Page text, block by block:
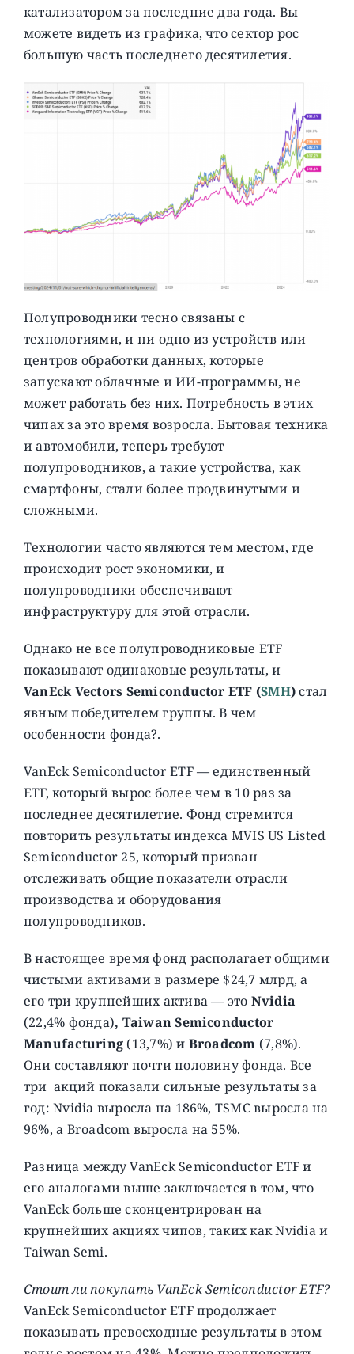
катализатором за последние два года. Вы
можете видеть из графика, что сектор рос
большую часть последнего десятилетия.
Полупроводники тесно связаны с
технологиями, и ни одно из устройств или
центров обработки данных, которые
запускают облачные и ИИ-программы, не
может работать без них. Потребность в этих
чипах за это время возросла. Бытовая техника
и автомобили, теперь требуют
полупроводников, а такие устройства, как
смартфоны, стали более продвинутыми и
сложными.
Технологии часто являются тем местом, где
происходит рост экономики, и
полупроводники обеспечивают
инфраструктуру для этой отрасли.
Однако не все полупроводниковые ETF
показывают одинаковые результаты, и
VanEck Vectors Semiconductor ETF (SMH)стал
явным победителем группы. В чем
особенности фонда?.
VanEck Semiconductor ETF — единственный
ETF, который вырос более чем в 10 раз за
последнее десятилетие. Фонд стремится
повторить результаты индекса MVIS US Listed
Semiconductor 25, который призван
отслеживать общие показатели отрасли
производства и оборудования
полупроводников.
В настоящее время фонд располагает общими
чистыми активами в размере $24,7 млрд, а
его три крупнейших актива — это Nvidia
(22,4% фонда), Taiwan Semiconductor
Manufacturing (13,7%) и Broadcom (7,8%).
Они составляют почти половину фонда. Все
три акций показали сильные результаты за
год: Nvidia выросла на 186%, TSMC выросла на
96%, а Broadcom выросла на 55%.
Разница между VanEck Semiconductor ETF и
его аналогами выше заключается в том, что
VanEck больше сконцентрирован на
крупнейших акциях чипов, таких как Nvidia и
Taiwan Semi.
Стоит ли покупать VanEck Semiconductor ETF?
VanEck Semiconductor ETF продолжает
показывать превосходные результаты в этом